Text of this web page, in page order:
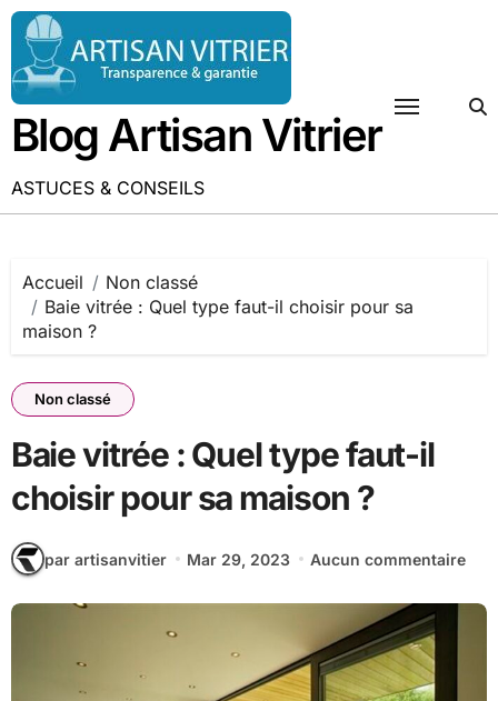
Passer
contenu
Blog Artisan Vitrier
ASTUCES & CONSEILS
Accueil
Non classé
Baie vitrée : Quel type faut-il choisir pour sa
maison ?
Non classé
Baie vitrée : Quel type faut-il
choisir pour sa maison ?
par artisanvitier Mar 29, 2023 Aucun commentaire